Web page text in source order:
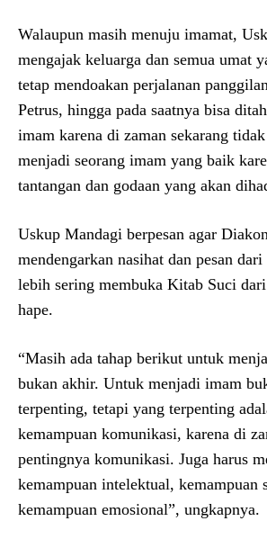
Walaupun masih menuju imamat,
mengajak keluarga dan semua umat
tetap mendoakan perjalanan
Petrus, hingga pada saatnya bisa
imam karena di zaman sekarang
menjadi seorang imam yang baik
tantangan dan godaan yang akan
Uskup Mandagi berpesan agar
mendengarkan nasihat dan pesan
lebih sering membuka Kitab Suci
hape.
“Masih ada tahap berikut untuk
bukan akhir. Untuk menjadi imam
terpenting, tetapi yang terpenting
kemampuan komunikasi, karena di
pentingnya komunikasi. Juga harus
kemampuan intelektual, kemampuan
kemampuan emosional”, ungkapnya.